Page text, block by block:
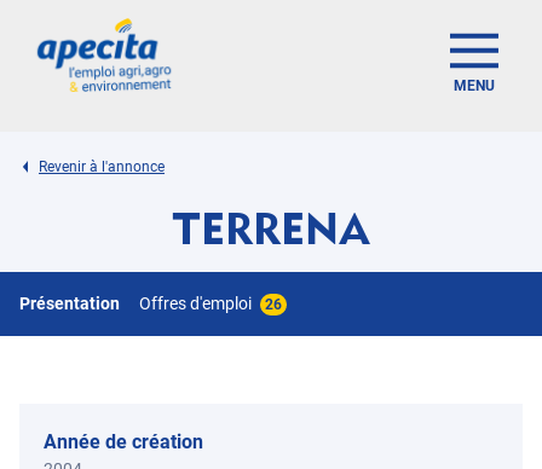
MENU
Revenir à l'annonce
TERRENA
Présentation Offres d'emploi 26
Année de création